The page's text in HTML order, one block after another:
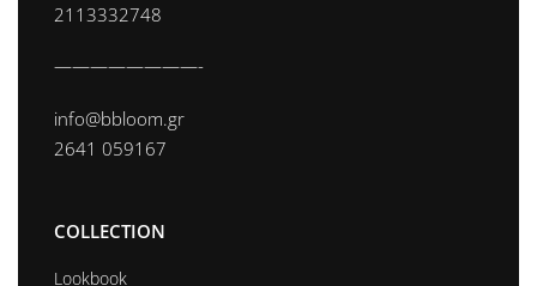
2113332748
————————-
info@bbloom.gr
2641 059167
COLLECTION
Lookbook